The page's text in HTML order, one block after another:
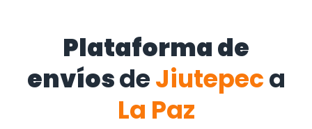
Plataforma de
envíosdeJiutepeca
La Paz